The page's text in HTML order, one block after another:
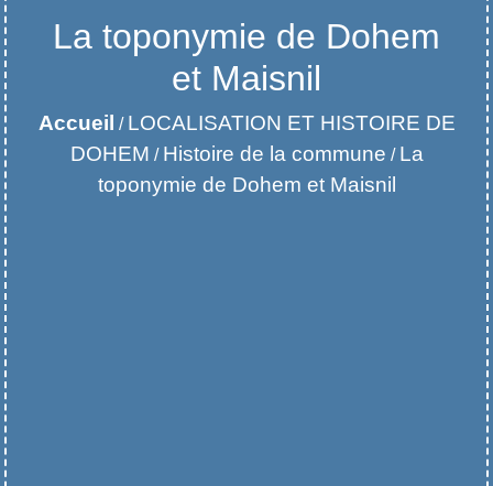
La toponymie de Dohem
et Maisnil
Accueil / LOCALISATION ET HISTOIRE DE
DOHEM / Histoire de la commune / La
toponymie de Dohem et Maisnil